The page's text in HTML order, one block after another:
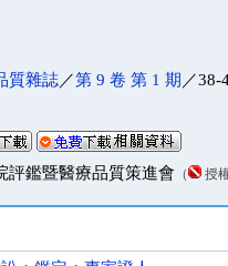
質雜誌／第 9 卷 第 1 期 ／38-
評鑑暨醫療品質策進會 （ 授